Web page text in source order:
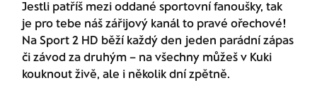
Jestli patříš mezi oddané sportovní fanoušky, tak
je pro tebe náš zářijový kanál to pravé ořechové!
Na Sport 2 HD běží každý den jeden parádní zápas
či závod za druhým – na všechny můžeš v Kuki
kouknout živě, ale i několik dní zpětně.